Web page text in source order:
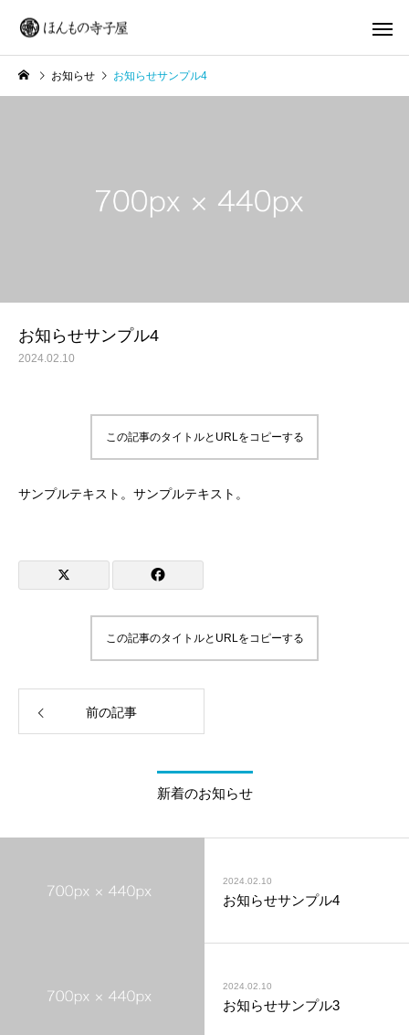
お知らせ お知らせサンプル4
お知らせサンプル4
2024.02.10
この記事のタイトルとURLをコピーする
サンプルテキスト。サンプルテキスト。
この記事のタイトルとURLをコピーする
前の記事
新着のお知らせ
2024.02.10
お知らせサンプル4
2024.02.10
お知らせサンプル3